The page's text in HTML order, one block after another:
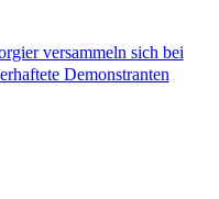
versammeln sich bei
Demonstranten